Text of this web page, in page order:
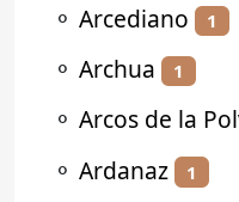
⚬ Arcediano 1
⚬ Archua 1
⚬ Arcos de la
⚬ Ardanaz 1